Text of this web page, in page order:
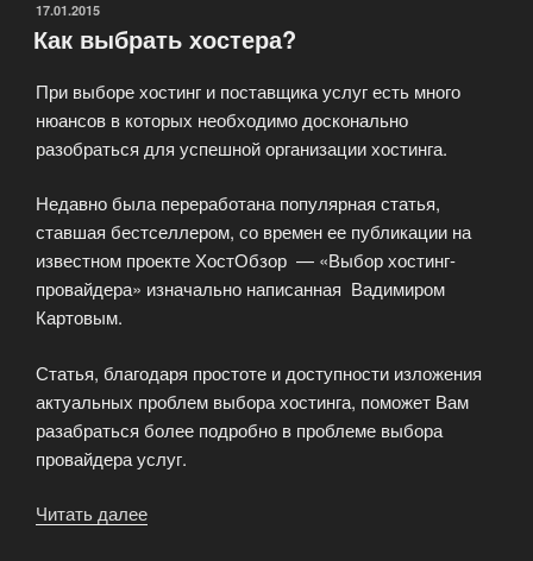
физического
ОПУБЛИКОВАНО
17.01.2015
Как выбрать хостера?
При выборе хостинг и поставщика услуг есть много
нюансов в которых необходимо досконально
разобраться для успешной организации хостинга.
Недавно была переработана популярная статья,
ставшая бестселлером, со времен ее публикации на
известном проекте ХостОбзор — «Выбор хостинг-
провайдера» изначально написанная Вадимиром
Картовым.
Статья, благодаря простоте и доступности изложения
актуальных проблем выбора хостинга, поможет Вам
разабраться более подробно в проблеме выбора
провайдера услуг.
Читать далее